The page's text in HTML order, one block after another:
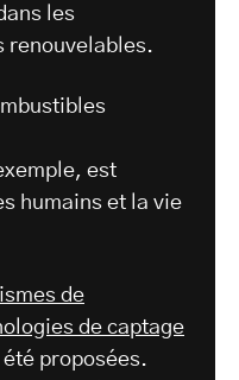
les
renouvelables.
est
humains et la vie
de
de captage
proposées.